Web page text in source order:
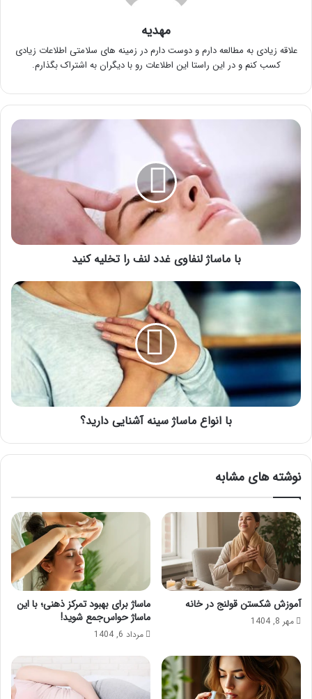
مهدیه
علاقه زیادی به مطالعه دارم و دوست دارم در زمینه های سلامتی اطلاعات زیادی
کسب کنم و در این راستا این اطلاعات رو با دیگران به اشتراک بگذارم.
با
غدد
لنف
کنید
با ماساژ لنفاوی غدد لنف را تخلیه کنید
با
سینه
آشنایی
دارید؟
با انواع ماساژ سینه آشنایی دارید؟
نوشته های مشابه
آموزش شکستن قولنج در خانه
مهر 8, 1404
ماساژ برای بهبود تمرکز ذهنی؛ با این
ماساژ حواس‌جمع شوید!
مرداد 6, 1404